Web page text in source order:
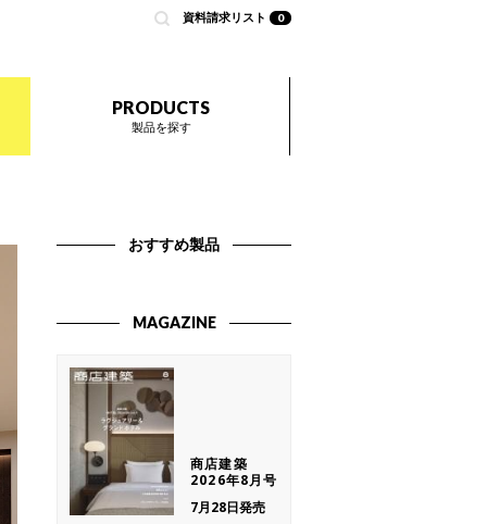
資料請求リスト 0
PRODUCTS
製品を探す
おすすめ製品
MAGAZINE
商店建築
2026年8月号
7月28日発売